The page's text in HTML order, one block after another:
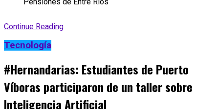
Continue Reading
Tecnología
#Hernandarias: Estudiantes de Puerto
Víboras participaron de un taller sobre
Inteligencia Artificial